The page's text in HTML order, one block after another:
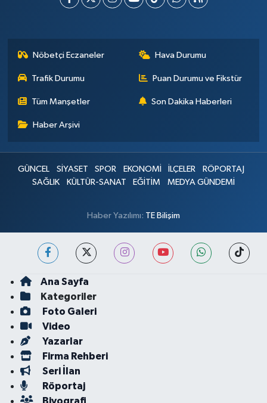
Nöbetçi Eczaneler Hava Durumu
Trafik Durumu Puan Durumu ve Fikstür
Tüm Manşetler Son Dakika Haberleri
Haber Arşivi
GÜNCEL SİYASET SPOR EKONOMİ İLÇELER
RÖPORTAJ
SAĞLIK
KÜLTÜR-SANAT EĞİTİM MEDYA GÜNDEMİ
Haber Yazılımı: TE Bilişim
Ana Sayfa
Kategoriler
Foto Galeri
Video
Yazarlar
Firma Rehberi
Seri İlan
Röportaj
Biyografi